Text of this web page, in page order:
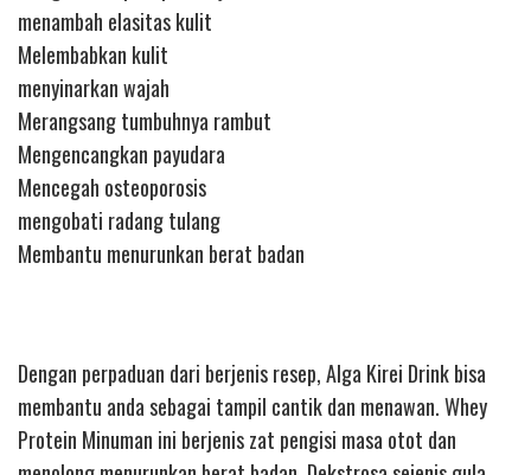
menambah elasitas kulit
Melembabkan kulit
menyinarkan wajah
Merangsang tumbuhnya rambut
Mengencangkan payudara
Mencegah osteoporosis
mengobati radang tulang
Membantu menurunkan berat badan
Dengan perpaduan dari berjenis resep, Alga Kirei Drink bisa
membantu anda sebagai tampil cantik dan menawan. Whey
Protein Minuman ini berjenis zat pengisi masa otot dan